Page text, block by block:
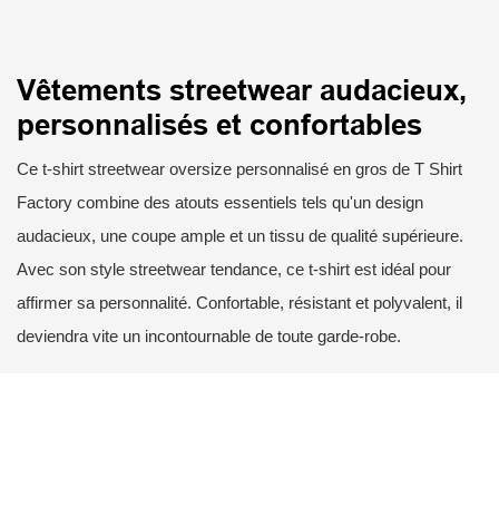
Vêtements streetwear audacieux,
personnalisés et confortables
Ce t-shirt streetwear oversize personnalisé en gros de T Shirt
Factory combine des atouts essentiels tels qu'un design
audacieux, une coupe ample et un tissu de qualité supérieure.
Avec son style streetwear tendance, ce t-shirt est idéal pour
affirmer sa personnalité. Confortable, résistant et polyvalent, il
deviendra vite un incontournable de toute garde-robe.